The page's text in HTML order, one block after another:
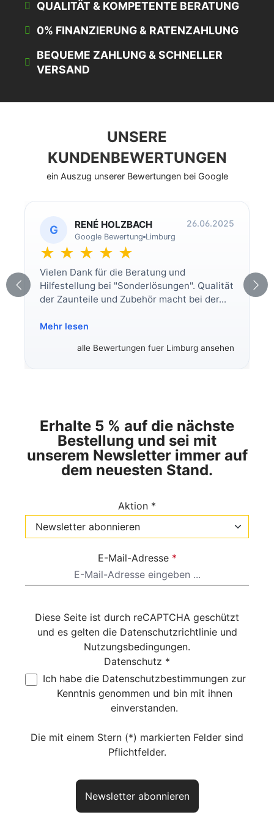
QUALITÄT & KOMPETENTE BERATUNG
0% FINANZIERUNG & RATENZAHLUNG
BEQUEME ZAHLUNG & SCHNELLER
VERSAND
UNSERE
KUNDENBEWERTUNGEN
ein Auszug unserer Bewertungen bei Google
G RENÉ HOLZBACH 26.06.2025
Google Bewertung Limburg
★ ★ ★ ★ ★
Vielen Dank für die Beratung und
Hilfestellung bei "Sonderlösungen". Qualität
der Zaunteile und Zubehör macht bei der...
Mehr lesen
alle Bewertungen fuer Limburg ansehen
Erhalte 5 % auf die nächste
Bestellung und sei mit
unserem Newsletter immer auf
dem neuesten Stand.
Aktion *
E-Mail-Adresse *
Diese Seite ist durch reCAPTCHA geschützt
und es gelten die Datenschutzrichtlinieund
Nutzungsbedingungen.
Datenschutz *
Ich habe die Datenschutzbestimmungen zur
Kenntnis genommen und bin mit ihnen
einverstanden.
Die mit einem Stern (*) markierten Felder sind
Pflichtfelder.
Newsletter abonnieren